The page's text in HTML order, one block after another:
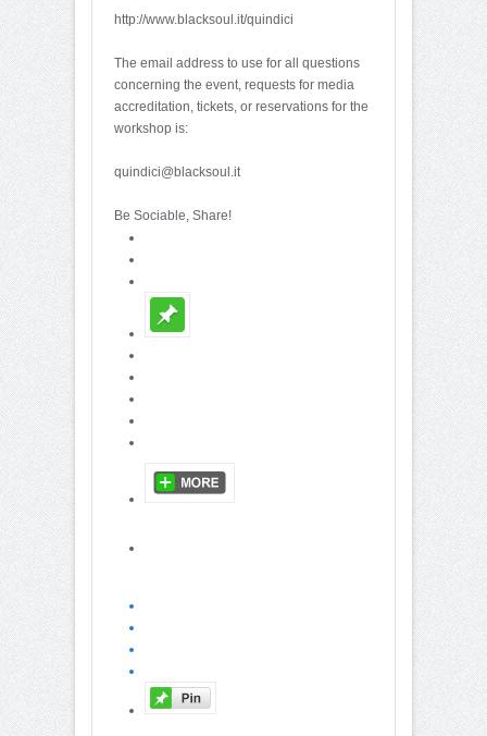
http://www.blacksoul.it/quindici
The email address to use for all questions
concerning the event, requests for media
accreditation, tickets, or reservations for the
workshop is:
quindici@blacksoul.it
Be Sociable, Share!